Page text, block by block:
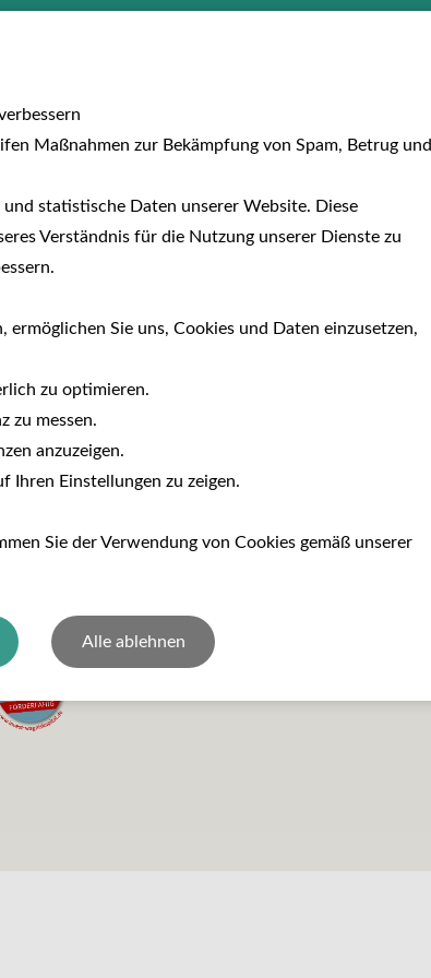
Maßnahmen zur Bekämpfung von Spam, Betrug und
statistische Daten unserer Website. Diese
Verständnis für die Nutzung unserer Dienste zu
ermöglichen Sie uns, Cookies und Daten einzusetzen,
zu optimieren.
zu messen.
anzuzeigen.
Ihren Einstellungen zu zeigen.
Sie der Verwendung von Cookies gemäß unserer
Alle ablehnen